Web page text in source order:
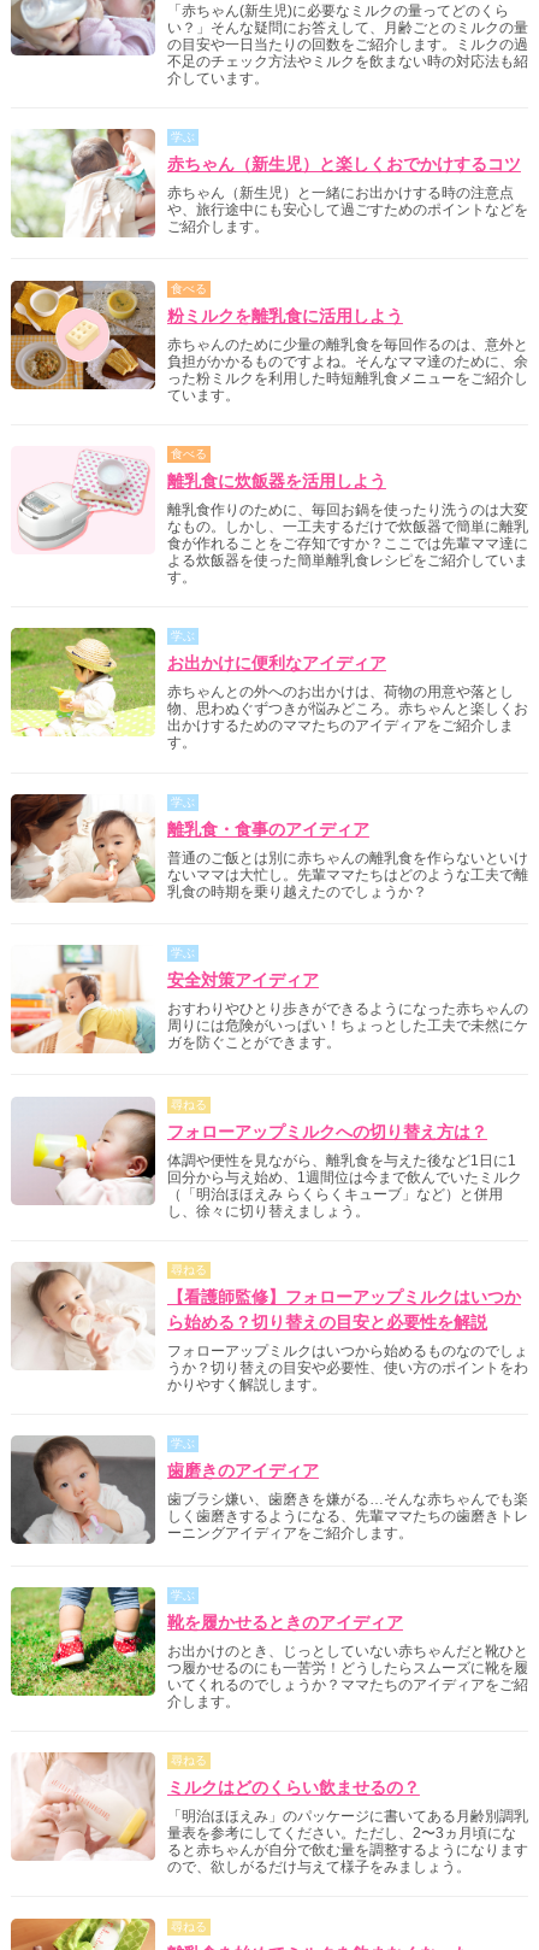
「赤ちゃん(新生児)に必要なミルクの量ってどのくら
い？」そんな疑問にお答えして、月齢ごとのミルクの量
の目安や一日当たりの回数をご紹介します。ミルクの過
不足のチェック方法やミルクを飲まない時の対応法も紹
介しています。
学ぶ
赤ちゃん（新生児）と楽しくおでかけするコツ
赤ちゃん（新生児）と一緒にお出かけする時の注意点
や、旅行途中にも安心して過ごすためのポイントなどを
ご紹介します。
食べる
粉ミルクを離乳食に活用しよう
赤ちゃんのために少量の離乳食を毎回作るのは、意外と
負担がかかるものですよね。そんなママ達のために、余
った粉ミルクを利用した時短離乳食メニューをご紹介し
ています。
食べる
離乳食に炊飯器を活用しよう
離乳食作りのために、毎回お鍋を使ったり洗うのは大変
なもの。しかし、一工夫するだけで炊飯器で簡単に離乳
食が作れることをご存知ですか？ここでは先輩ママ達に
よる炊飯器を使った簡単離乳食レシピをご紹介していま
す。
学ぶ
お出かけに便利なアイディア
赤ちゃんとの外へのお出かけは、荷物の用意や落とし
物、思わぬぐずつきが悩みどころ。赤ちゃんと楽しくお
出かけするためのママたちのアイディアをご紹介しま
す。
学ぶ
離乳食・食事のアイディア
普通のご飯とは別に赤ちゃんの離乳食を作らないといけ
ないママは大忙し。先輩ママたちはどのような工夫で離
乳食の時期を乗り越えたのでしょうか？
学ぶ
安全対策アイディア
おすわりやひとり歩きができるようになった赤ちゃんの
周りには危険がいっぱい！ちょっとした工夫で未然にケ
ガを防ぐことができます。
尋ねる
フォローアップミルクへの切り替え方は？
体調や便性を見ながら、離乳食を与えた後など1日に1
回分から与え始め、1週間位は今まで飲んでいたミルク
（「明治ほほえみ らくらくキューブ」など）と併用
し、徐々に切り替えましょう。
尋ねる
【看護師監修】フォローアップミルクはいつか
ら始める？切り替えの目安と必要性を解説
フォローアップミルクはいつから始めるものなのでしょ
うか？切り替えの目安や必要性、使い方のポイントをわ
かりやすく解説します。
学ぶ
歯磨きのアイディア
歯ブラシ嫌い、歯磨きを嫌がる…そんな赤ちゃんでも楽
しく歯磨きするようになる、先輩ママたちの歯磨きトレ
ーニングアイディアをご紹介します。
学ぶ
靴を履かせるときのアイディア
お出かけのとき、じっとしていない赤ちゃんだと靴ひと
つ履かせるのにも一苦労！どうしたらスムーズに靴を履
いてくれるのでしょうか？ママたちのアイディアをご紹
介します。
尋ねる
ミルクはどのくらい飲ませるの？
「明治ほほえみ」のパッケージに書いてある月齢別調乳
量表を参考にしてください。ただし、2〜3ヵ月頃にな
ると赤ちゃんが自分で飲む量を調整するようになります
ので、欲しがるだけ与えて様子をみましょう。
尋ねる